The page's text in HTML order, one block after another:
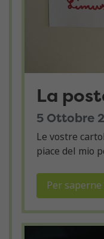
La
5 Ottobre
Le vostre
piace del mio
Per saperne